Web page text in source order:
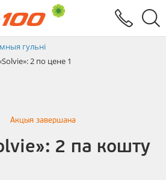
ЭРФ
гульні
2 по цене 1
Акцыя завершана
2 па кошту